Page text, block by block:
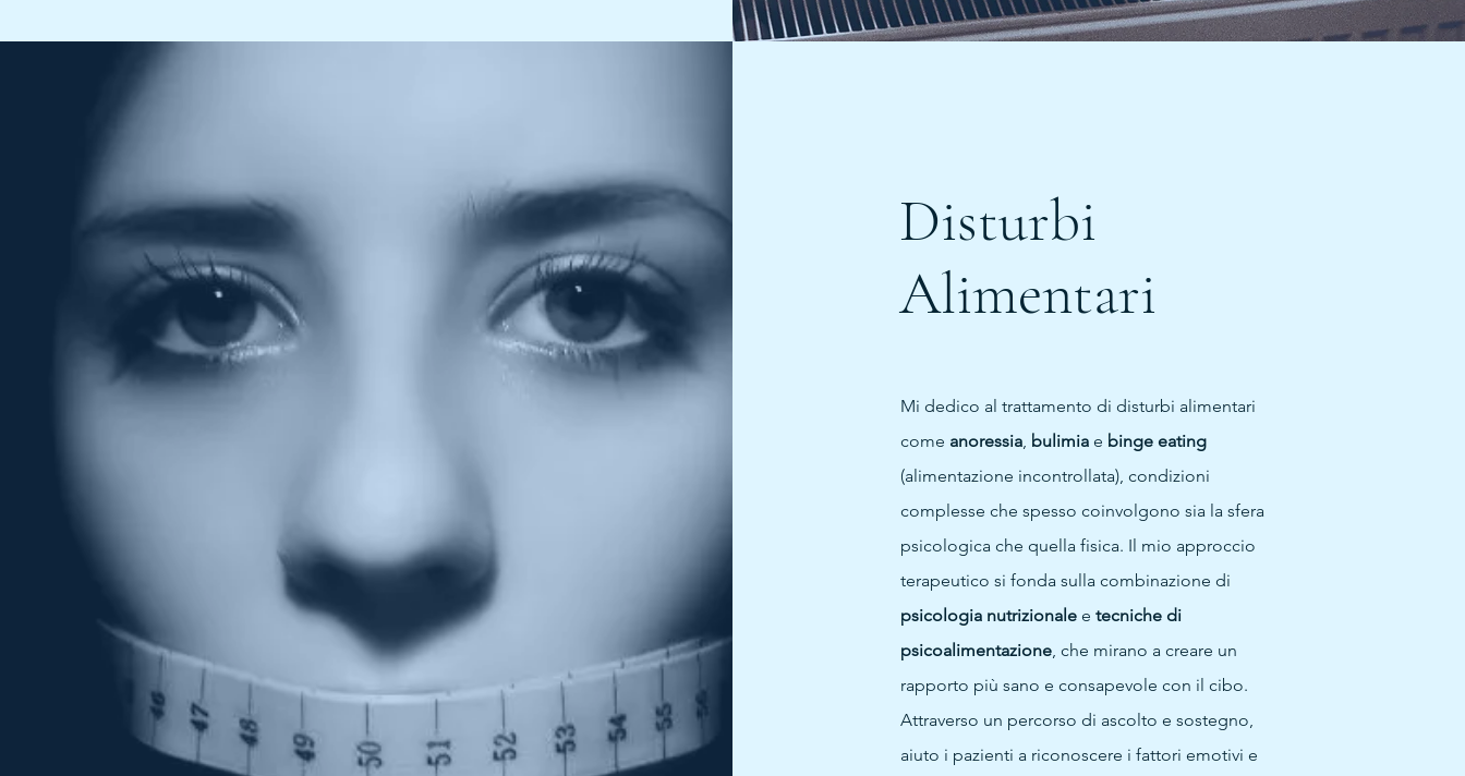
Disturbi
Alimentari
Mi dedico al trattamento di disturbi alimentari
come anoressia, bulimia e binge eating
(alimentazione incontrollata), condizioni
complesse che spesso coinvolgono sia la sfera
psicologica che quella fisica. Il mio approccio
terapeutico si fonda sulla combinazione di
psicologia nutrizionale e tecniche di
psicoalimentazione, che mirano a creare un
rapporto più sano e consapevole con il cibo.
Attraverso un percorso di ascolto e sostegno,
aiuto i pazienti a riconoscere i fattori emotivi e